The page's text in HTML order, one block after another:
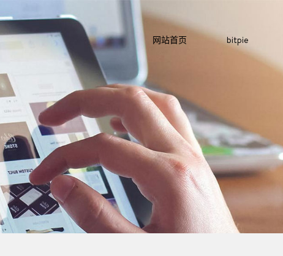
网站首页 bitpie